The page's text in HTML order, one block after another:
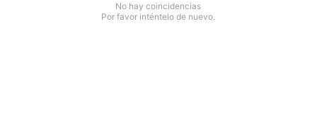
No hay coincidencias
Por favor inténtelo de nuevo.